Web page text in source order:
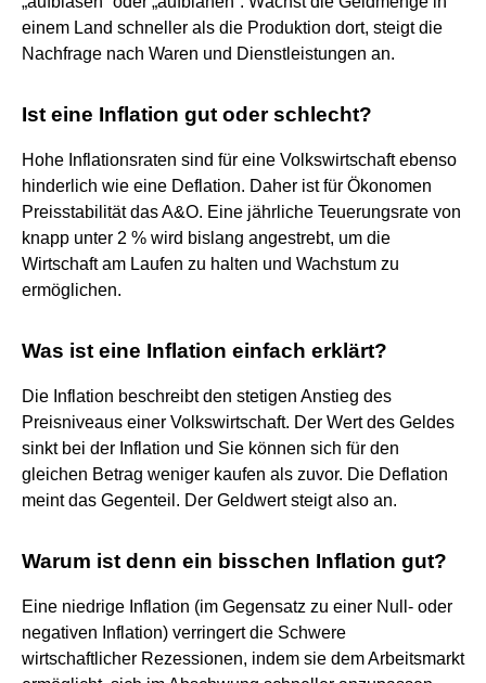
einem Land schneller als die Produktion dort, steigt die
Nachfrage nach Waren und Dienstleistungen an.
Ist eine Inflation gut oder schlecht?
Hohe Inflationsraten sind für eine Volkswirtschaft ebenso
hinderlich wie eine Deflation. Daher ist für Ökonomen
Preisstabilität das A&O. Eine jährliche Teuerungsrate von
knapp unter 2 % wird bislang angestrebt, um die
Wirtschaft am Laufen zu halten und Wachstum zu
ermöglichen.
Was ist eine Inflation einfach erklärt?
Die Inflation beschreibt den stetigen Anstieg des
Preisniveaus einer Volkswirtschaft. Der Wert des Geldes
sinkt bei der Inflation und Sie können sich für den
gleichen Betrag weniger kaufen als zuvor. Die Deflation
meint das Gegenteil. Der Geldwert steigt also an.
Warum ist denn ein bisschen Inflation gut?
Eine niedrige Inflation (im Gegensatz zu einer Null- oder
negativen Inflation) verringert die Schwere
wirtschaftlicher Rezessionen, indem sie dem Arbeitsmarkt